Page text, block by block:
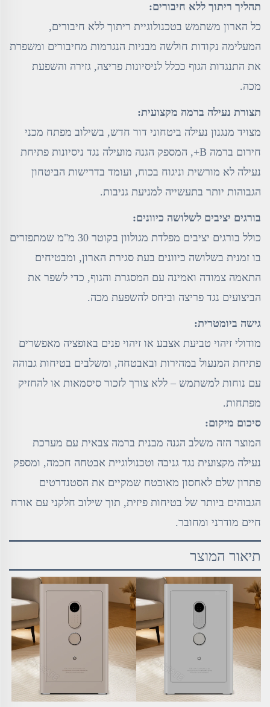
תהליך ריתוך ללא חיבורים:
כל הארון משתמש בטכנולוגיית ריתוך ללא חיבורים,
המעלימה נקודות חולשה מבניות הנגרמות מחיבורים ומשפרת
את התנגדות הגוף ככלל לניסיונות פריצה, גזירה והשפעת
מכה.
תצורת נעילה ברמה מקצועית:
מצויד מנגנון נעילה ביטחוני דור חדש, בשילוב מפתח מכני
חירום ברמה B+, המספק הגנה מועילה נגד ניסיונות פתיחת
נעילה לא מורשית וניגוח בכוח, ועומד בדרישות הביטחון
הגבוהות יותר בתעשייה למניעת גניבות.
בורגים יציבים לשלושה כיוונים:
כולל בורגים יציבים מפלדת מגולוון בקוטר 30 מ"מ שמתפזרים
בו זמנית בשלושה כיוונים בעת סגירת הארון, ומבטיחים
התאמה צמודה ואמינה עם המסגרת והגוף, כדי לשפר את
הביצועים נגד פריצה וביחס להשפעת מכה.
גישה ביומטרית:
מודולי זיהוי טביעת אצבע או זיהוי פנים באופציה מאפשרים
פתיחת המנעול במהירות ובאבטחה, ומשלבים בטיחות גבוהה
עם נוחות למשתמש – ללא צורך לזכור סיסמאות או להחזיק
מפתחות.
סיכום מיקום:
המוצר הזה משלב הגנה מבנית ברמה צבאית עם מערכת
נעילה מקצועית נגד גניבה וטכנולוגיית אבטחה חכמה, ומספק
פתרון שלם לאחסון מאובטח שמקיים את הסטנדרטים
הגבוהים ביותר של בטיחות פיזית, תוך שילוב חלקני עם אורח
חיים מודרני ומחובר.
תיאור המוצר